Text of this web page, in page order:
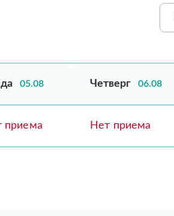
05.08
приема
Четверг 06.08
Нет приема